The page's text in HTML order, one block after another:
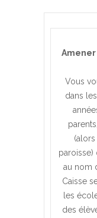
Vous
dans
paroisse)
au nom
Caisse
les
des